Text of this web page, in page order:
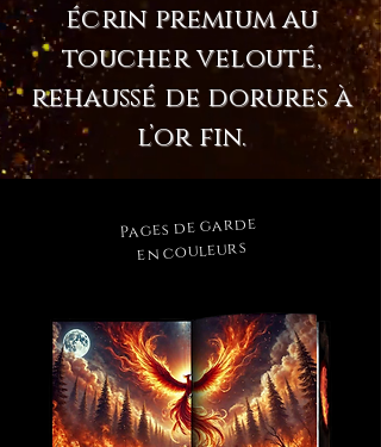
écrin premium au
toucher velouté,
rehaussé de dorures à
l’or fin.
Pages de garde
en couleurs